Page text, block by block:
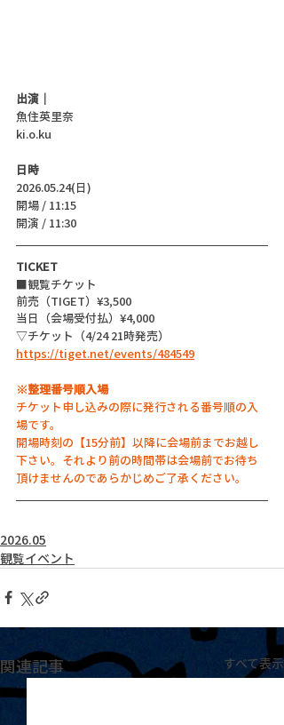
出演｜
魚住英里奈
ki.o.ku
日時
2026.05.24(日)
開場 / 11:15
開演 / 11:30
TICKET
■観覧チケット
前売（TIGET）¥3,500
当日（会場受付払）¥4,000
▽チケット（4/24 21時発売）
https://tiget.net/events/484549
※整理番号順入場
チケット申し込みの際に発行される番号順の入
場です。
開場時刻の【15分前】以降に会場前までお越し
下さい。それより前の時間帯は会場前でお待ち
頂けませんのであらかじめご了承ください。
2026.05
観覧イベント
関連記事 すべて表示